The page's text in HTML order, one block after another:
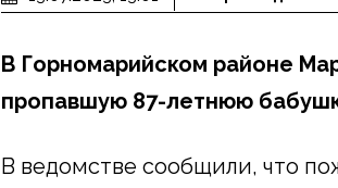
В Горномарийском районе
пропавшую 87-летнюю
В ведомстве сообщили, что